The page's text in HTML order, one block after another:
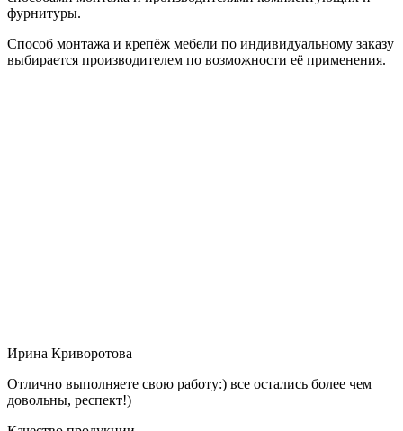
фурнитуры.
Способ монтажа и крепёж мебели по индивидуальному заказу
выбирается производителем по возможности её применения.
Ирина Криворотова
Отлично выполняете свою работу:) все остались более чем
довольны, респект!)